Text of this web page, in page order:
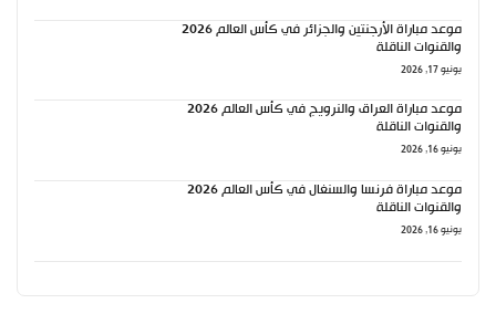
موعد مباراة الأرجنتين والجزائر في كأس العالم 2026
والقنوات الناقلة
يونيو 17, 2026
موعد مباراة العراق والنرويج في كأس العالم 2026
والقنوات الناقلة
يونيو 16, 2026
موعد مباراة فرنسا والسنغال في كأس العالم 2026
والقنوات الناقلة
يونيو 16, 2026